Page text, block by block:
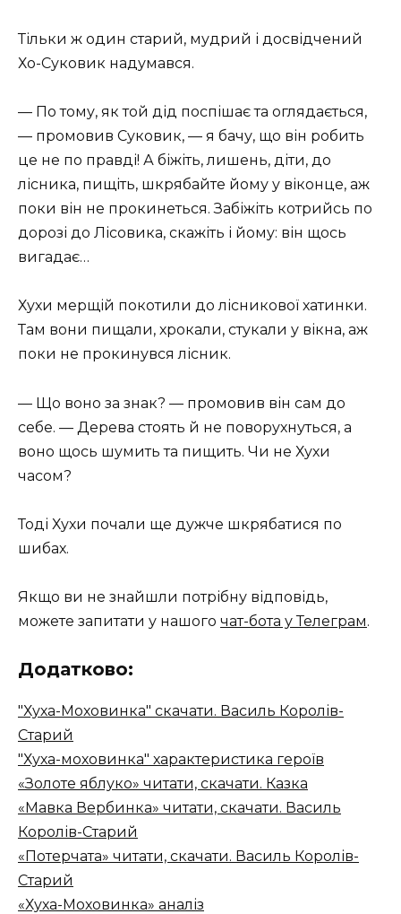
Тільки ж один старий, мудрий і досвідчений
Хо-Суковик надумався.
— По тому, як той дід поспішає та оглядається,
— промовив Суковик, — я бачу, що він робить
це не по правді! А біжіть, лишень, діти, до
лісника, пищіть, шкрябайте йому у віконце, аж
поки він не прокинеться. Забіжіть котрийсь по
дорозі до Лісовика, скажіть і йому: він щось
вигадає…
Хухи мерщій покотили до лісникової хатинки.
Там вони пищали, хрокали, стукали у вікна, аж
поки не прокинувся лісник.
— Що воно за знак? — промовив він сам до
себе. — Дерева стоять й не поворухнуться, а
воно щось шумить та пищить. Чи не Хухи
часом?
Тоді Хухи почали ще дужче шкрябатися по
шибах.
Якщо ви не знайшли потрібну відповідь,
можете запитати у нашого чат-бота у Телеграм.
Додатково:
"Хуха-Моховинка" скачати. Василь Королів-
Старий
"Хуха-моховинка" характеристика героїв
«Золоте яблуко» читати, скачати. Казка
«Мавка Вербинка» читати, скачати. Василь
Королів-Старий
«Потерчата» читати, скачати. Василь Королів-
Старий
«Хуха-Моховинка» аналіз